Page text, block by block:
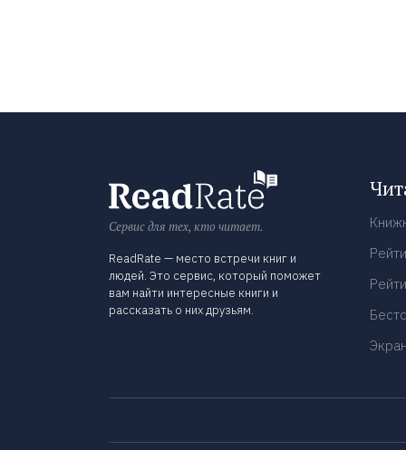
Сервис для тех, кто читает.
ReadRate — место встречи книг и
людей. Это сервис, который поможет
вам найти интересные книги и
рассказать о них друзьям.